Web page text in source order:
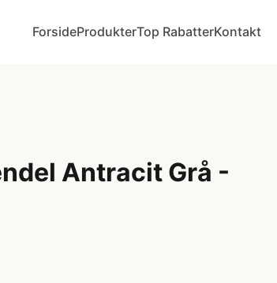
ForsideProdukterTop RabatterKontakt
Antracit Grå -